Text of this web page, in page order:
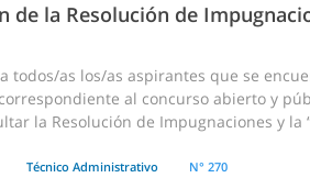
de la Resolución de
todos/as los/as aspirantes que se
al concurso abierto y
la Resolución de Impugnaciones y
Técnico Administrativo N° 270